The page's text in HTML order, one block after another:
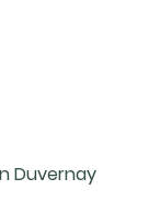
Duvernay